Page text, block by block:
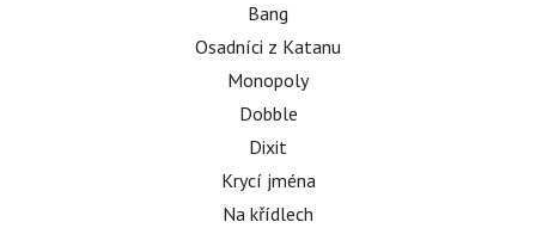
Bang
Osadníci z Katanu
Monopoly
Dobble
Dixit
Krycí jména
Na křídlech